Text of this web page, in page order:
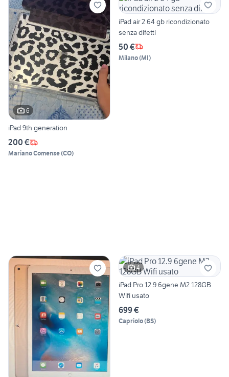
6
iPad 9th generation
200 €
Mariano Comense(CO)
iPad air 2 64 gb ricondizionato
senza difetti
50 €
Milano(MI)
4
iPad Pro 12.9 6gene M2 128GB
Wifi usato
699 €
Capriolo(BS)